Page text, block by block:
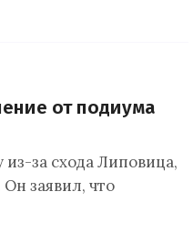
от подиума
за схода Липовица,
Он заявил, что